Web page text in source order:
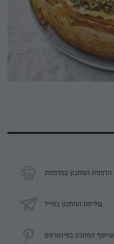
הדפסת המתכון במדפסת
שליחת המתכון במייל
שיתוף המתכון בפינטרסט